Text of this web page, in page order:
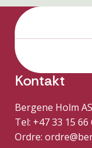
Kontakt
Bergene Holm AS
Tel: +47 33 15 66
Ordre: